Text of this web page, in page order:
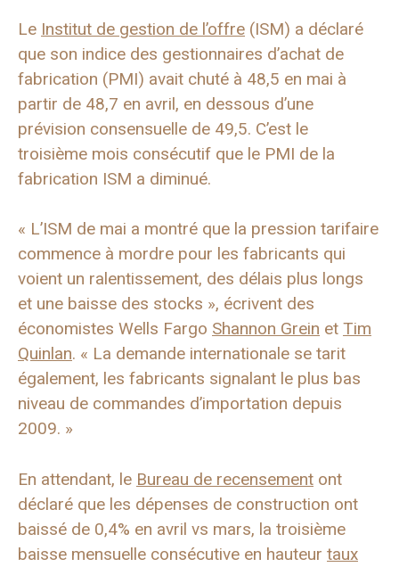
Le Institut de gestion de l’offre (ISM) a déclaré
que son indice des gestionnaires d’achat de
fabrication (PMI) avait chuté à 48,5 en mai à
partir de 48,7 en avril, en dessous d’une
prévision consensuelle de 49,5. C’est le
troisième mois consécutif que le PMI de la
fabrication ISM a diminué.
« L’ISM de mai a montré que la pression tarifaire
commence à mordre pour les fabricants qui
voient un ralentissement, des délais plus longs
et une baisse des stocks », écrivent des
économistes Wells Fargo Shannon Grein et Tim
Quinlan. « La demande internationale se tarit
également, les fabricants signalant le plus bas
niveau de commandes d’importation depuis
2009. »
En attendant, le Bureau de recensement ont
déclaré que les dépenses de construction ont
baissé de 0,4% en avril vs mars, la troisième
baisse mensuelle consécutive en hauteur taux